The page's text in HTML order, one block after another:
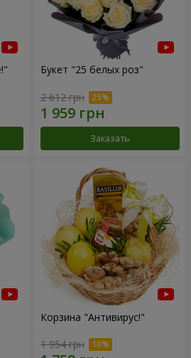
Букет "25 белых роз"
2 612 грн
Заказать
Корзина "Антивирус!"
1 954 грн